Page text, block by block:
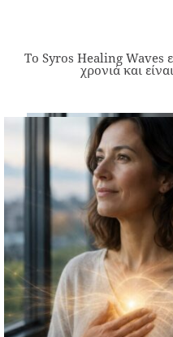
Το Syros Healing Waves
χρονιά και